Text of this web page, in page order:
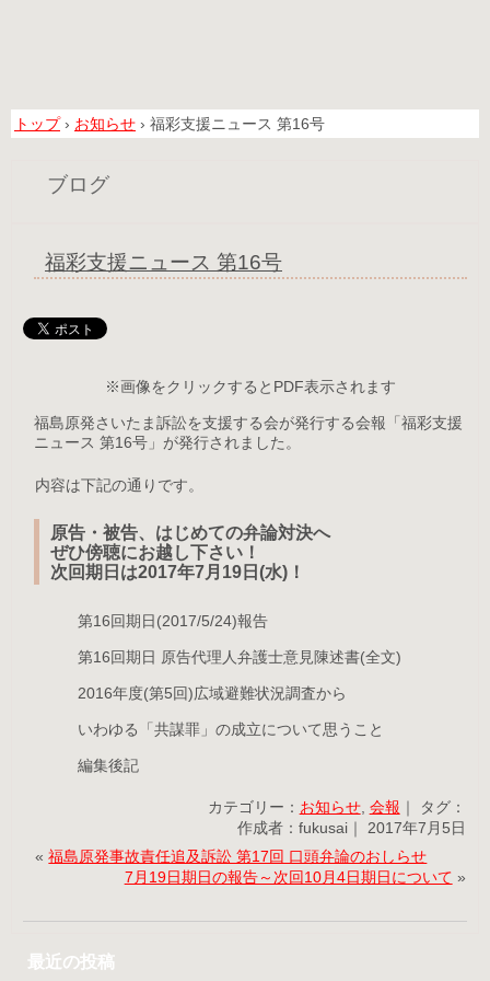
トップ› お知らせ › 福彩支援ニュース 第16号
ブログ
福彩支援ニュース 第16号
※画像をクリックするとPDF表示されます
福島原発さいたま訴訟を支援する会が発行する会報「福彩支援
ニュース 第16号」が発行されました。
内容は下記の通りです。
原告・被告、はじめての弁論対決へ
ぜひ傍聴にお越し下さい！
次回期日は2017年7月19日(水)！
第16回期日(2017/5/24)報告
第16回期日 原告代理人弁護士意見陳述書(全文)
2016年度(第5回)広域避難状況調査から
いわゆる「共謀罪」の成立について思うこと
編集後記
カテゴリー： お知らせ, 会報 ｜ タグ：
作成者：fukusai｜ 2017年7月5日
«福島原発事故責任追及訴訟 第17回 口頭弁論のおしらせ
7月19日期日の報告～次回10月4日期日について »
最近の投稿